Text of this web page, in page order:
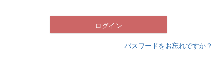
ログイン
パスワードをお忘れですか？